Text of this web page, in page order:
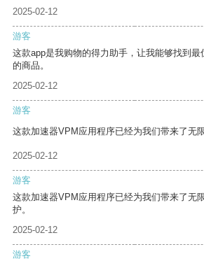
2025-02-12
游客
这款app是我购物的得力助手，让我能够找到
的商品。
2025-02-12
游客
这款加速器VPM应用程序已经为我们带来了无
2025-02-12
游客
这款加速器VPM应用程序已经为我们带来了无
护。
2025-02-12
游客